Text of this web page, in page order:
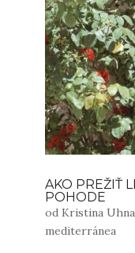
AKO PREŽIŤ
POHODE
od Kristina
mediterránea